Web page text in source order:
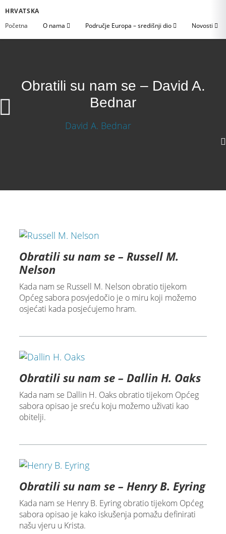
HRVATSKA
Početna
O nama Područje Europa – središnji dio Novosti
Obratili su nam se – David A.
Bednar
Obratili su nam se – Russell M.
Nelson
Kada nam se Russell M. Nelson obratio tijekom
Općeg sabora posvjedočio je o miru koji možemo
osjećati kada posjećujemo hram.
Obratili su nam se – Dallin H. Oaks
Kada nam se Dallin H. Oaks obratio tijekom Općeg
sabora opisao je sreću koju možemo uživati kao
obitelji.
Obratili su nam se – Henry B. Eyring
Kada nam se Henry B. Eyring obratio tijekom Općeg
sabora opisao je kako iskušenja pomažu definirati
našu vjeru u Krista.